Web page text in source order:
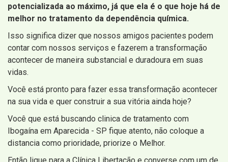
potencializada ao máximo, já que ela é o que hoje há de
melhor no tratamento da dependência química.
Isso significa dizer que nossos amigos pacientes podem
contar com nossos serviços e fazerem a transformação
acontecer de maneira substancial e duradoura em suas
vidas.
Você está pronto para fazer essa transformação acontecer
na sua vida e quer construir a sua vitória ainda hoje?
Você que está buscando clinica de tratamento com
Ibogaína em Aparecida - SP fique atento, não coloque a
distancia como prioridade, priorize o Melhor.